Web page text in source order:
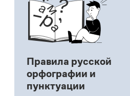
Правила русской
орфографии и
пунктуации